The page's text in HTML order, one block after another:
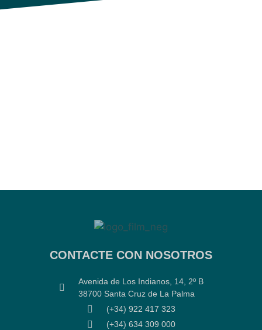
CONTACTE CON NOSOTROS
Avenida de Los Indianos, 14, 2º B
38700 Santa Cruz de La Palma
(+34) 922 417 323
(+34) 634 309 000